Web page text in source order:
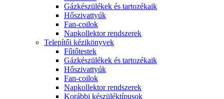
Gázkészülékek és tartozékaik
Hőszivattyúk
Fan-coilok
Napkollektor rendszerek
Telepítői kézikönyvek
Fűtőtestek
Gázkészülékek és tartozékaik
Hőszivattyúk
Fan-coilok
Napkollektor rendszerek
Korábbi készüléktípusok